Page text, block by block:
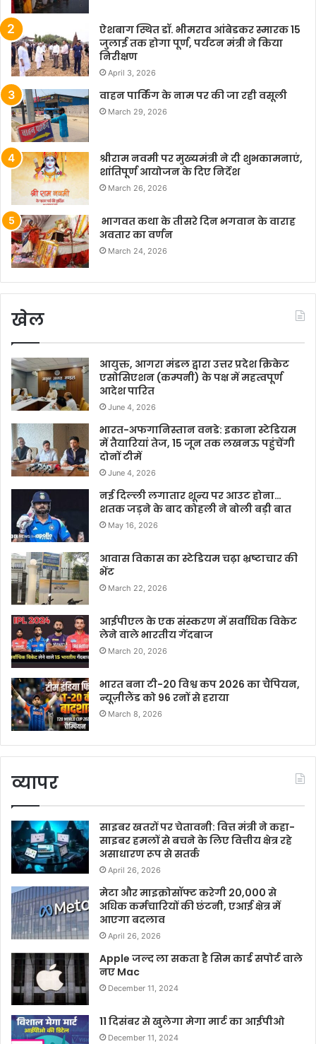
ऐशबाग स्थित डॉ. भीमराव आंबेडकर स्मारक 15
जुलाई तक होगा पूर्ण, पर्यटन मंत्री ने किया
निरीक्षण
April 3, 2026
वाहन पार्किंग के नाम पर की जा रही वसूली
March 29, 2026
श्रीराम नवमी पर मुख्यमंत्री ने दी शुभकामनाएं,
शांतिपूर्ण आयोजन के दिए निर्देश
March 26, 2026
भागवत कथा के तीसरे दिन भगवान के वाराह
अवतार का वर्णन
March 24, 2026
खेल
आयुक्त, आगरा मंडल द्वारा उत्तर प्रदेश क्रिकेट
एसोसिएशन (कम्पनी) के पक्ष में महत्वपूर्ण
आदेश पारित
June 4, 2026
भारत-अफगानिस्तान वनडे: इकाना स्टेडियम
में तैयारियां तेज, 15 जून तक लखनऊ पहुंचेंगी
दोनों टीमें
June 4, 2026
नई दिल्ली लगातार शून्य पर आउट होना…
शतक जड़ने के बाद कोहली ने बोली बड़ी बात
May 16, 2026
आवास विकास का स्टेडियम चढ़ा भ्रष्टाचार की
भेंट
March 22, 2026
आईपीएल के एक संस्करण में सर्वाधिक विकेट
लेने वाले भारतीय गेंदबाज
March 20, 2026
भारत बना टी-20 विश्व कप 2026 का चैंपियन,
न्यूज़ीलैंड को 96 रनों से हराया
March 8, 2026
व्यापर
साइबर खतरों पर चेतावनी: वित्त मंत्री ने कहा-
साइबर हमलों से बचने के लिए वित्तीय क्षेत्र रहे
असाधारण रूप से सतर्क
April 26, 2026
मेटा और माइक्रोसॉफ्ट करेगी 20,000 से
अधिक कर्मचारियों की छंटनी, एआई क्षेत्र में
आएगा बदलाव
April 26, 2026
Apple जल्द ला सकता है सिम कार्ड सपोर्ट वाले
नए Mac
December 11, 2024
11 दिसंबर से खुलेगा मेगा मार्ट का आईपीओ
December 11, 2024